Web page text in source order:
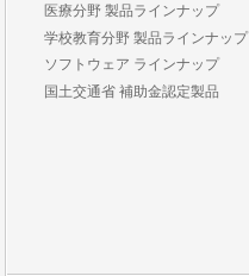
医療分野 製品ラインナップ
学校教育分野 製品ラインナップ
ソフトウェア ラインナップ
国土交通省 補助金認定製品